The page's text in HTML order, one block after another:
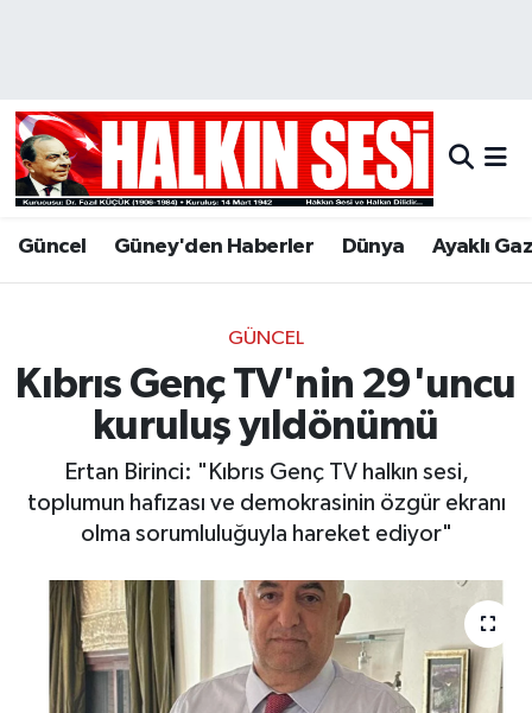
Güncel Güney'den Haberler Dünya Ayaklı
GÜNCEL
Kıbrıs Genç TV'nin 29'uncu
kuruluş yıldönümü
Ertan Birinci: "Kıbrıs Genç TV halkın sesi,
toplumun hafızası ve demokrasinin özgür ekranı
olma sorumluluğuyla hareket ediyor"
Hava Durumu
Trafik Durumu
Son Dakika Haberleri